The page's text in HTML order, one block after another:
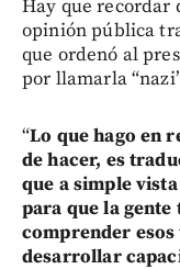
Hay que recordar
opinión pública
que ordenó al
por llamarla
“Lo que hago en
de hacer, es
que a simple
para que la
comprender
desarrollar